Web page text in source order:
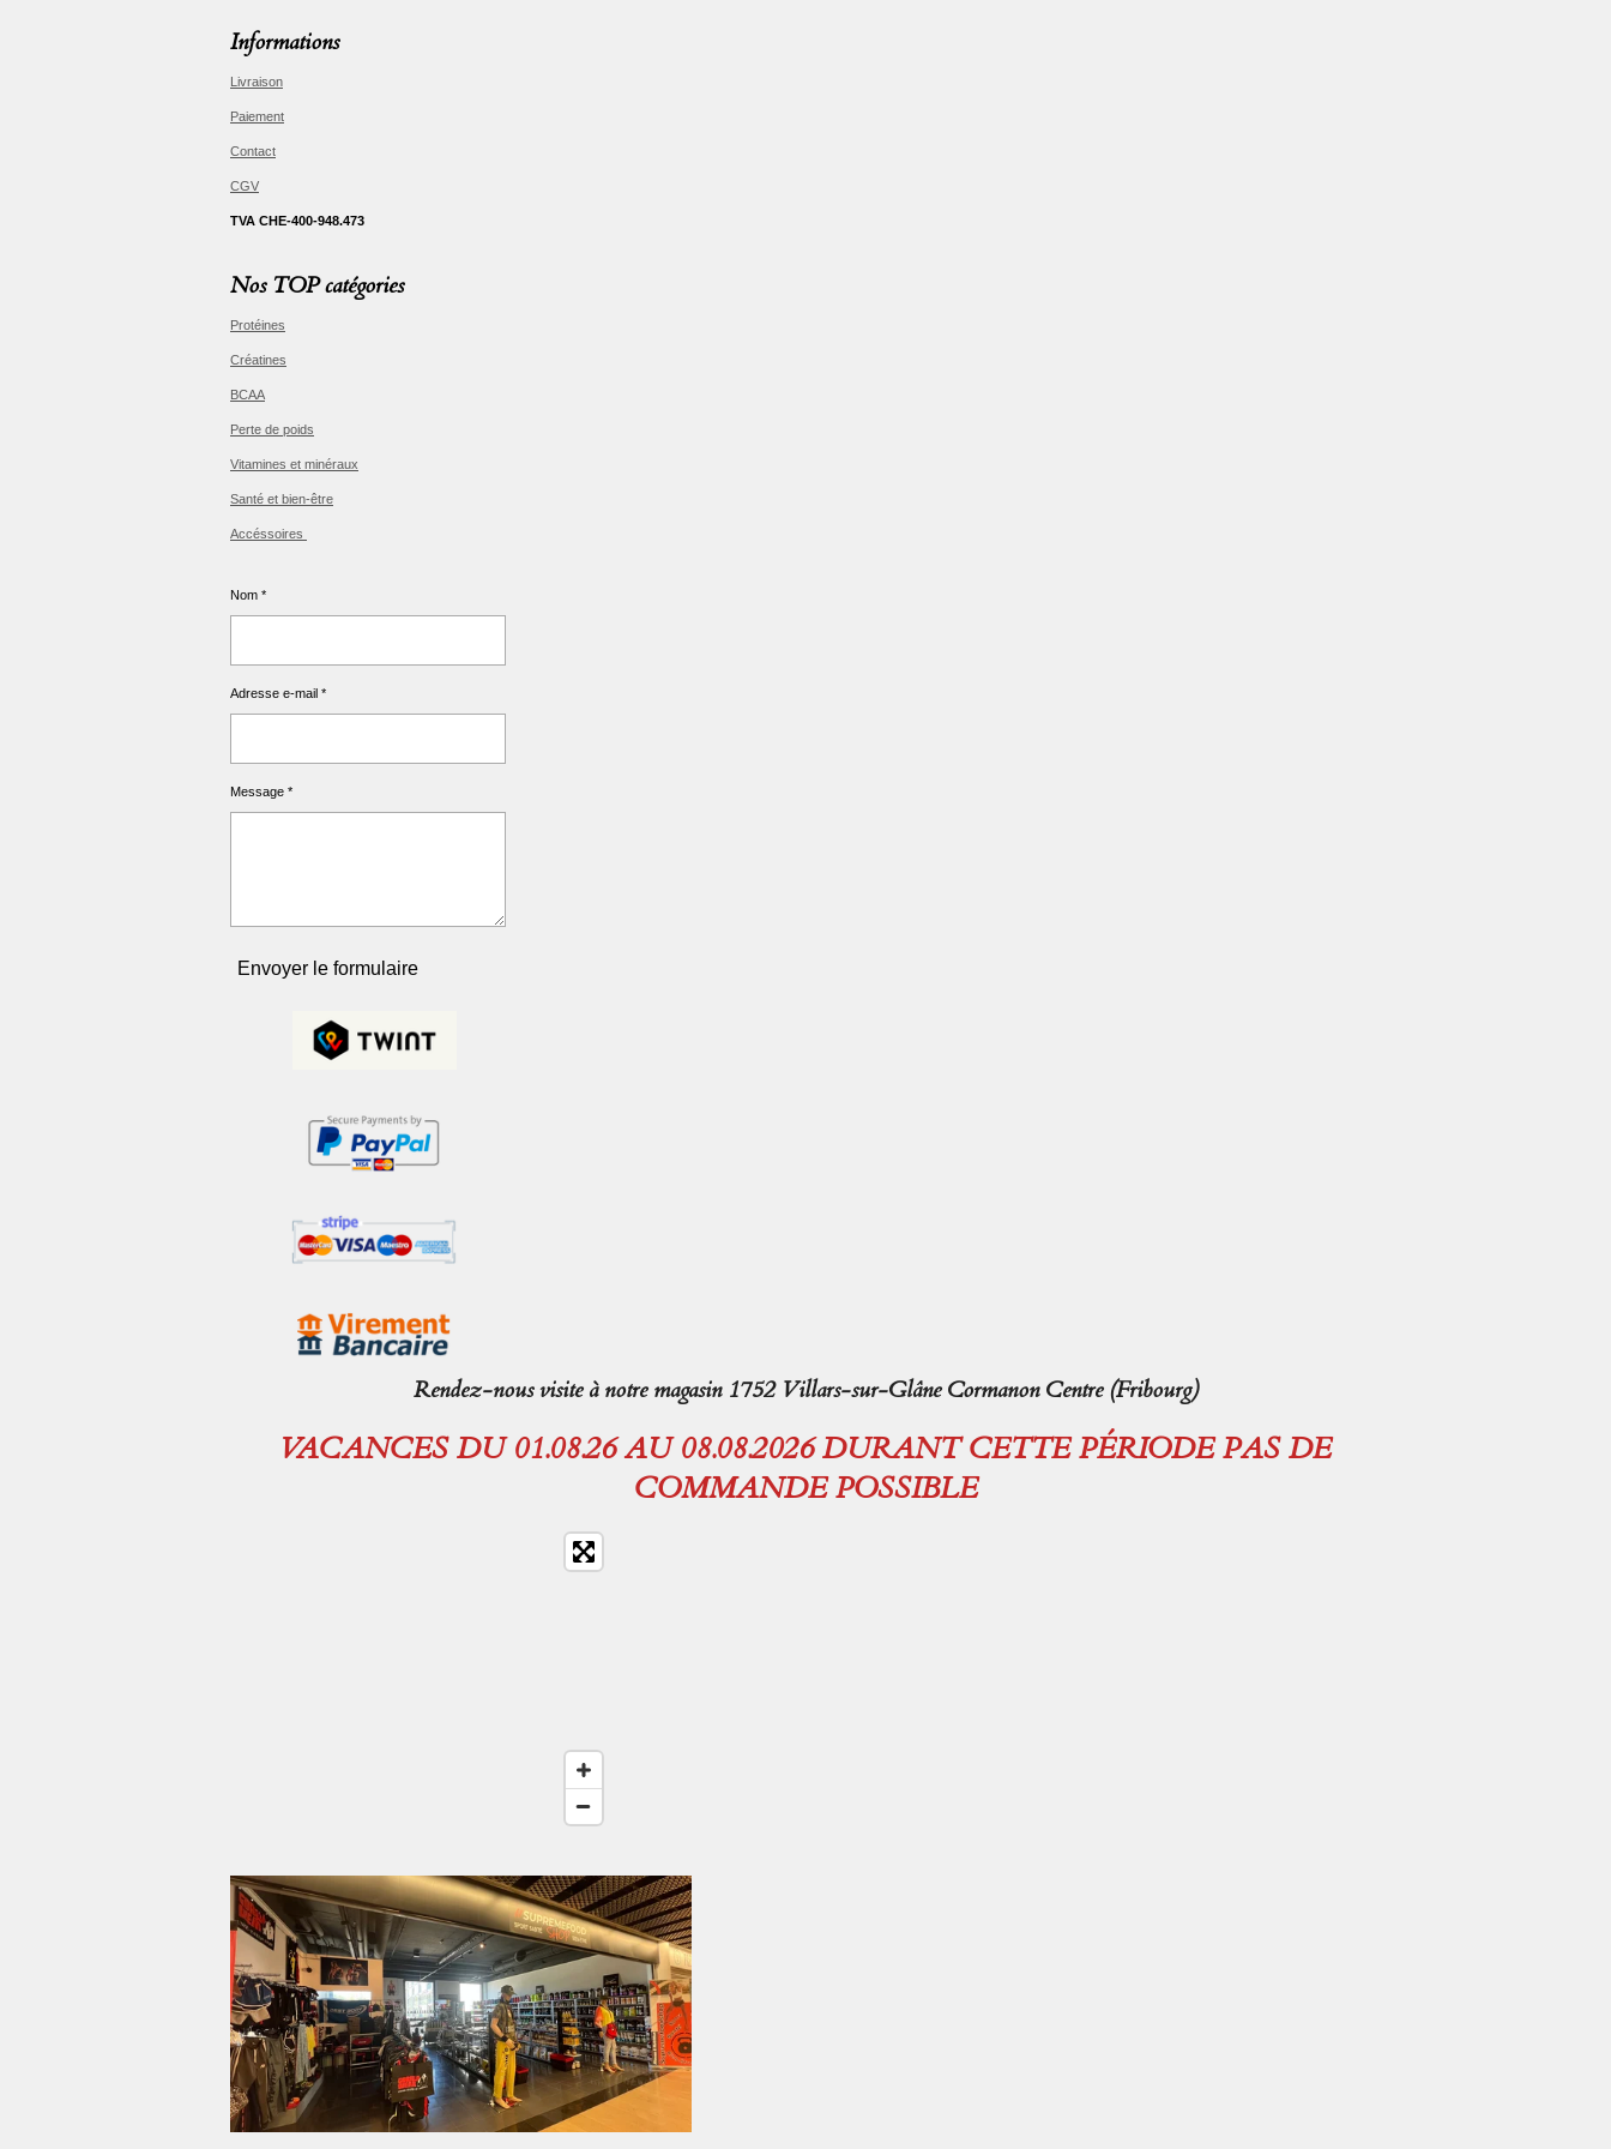
Informations
Livraison
Paiement
Contact
CGV
TVA CHE-400-948.473
Nos TOP catégories
Protéines
Créatines
BCAA
Perte de poids
Vitamines et minéraux
Santé et bien-être
Accéssoires
Nom *
Adresse e-mail *
Message *
Envoyer le formulaire
Rendez-nous visite à notre magasin 1752 Villars-sur-Glâne Cormanon Centre (Fribourg)
VACANCES DU 01.08.26 AU 08.08.2026 DURANT CETTE PÉRIODE PAS DE
COMMANDE POSSIBLE